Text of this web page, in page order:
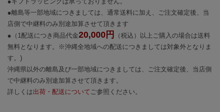
●離島等一部地域につきましては、通常送料に加え、ご注文確定後、当
店側で中継料のみ別途加算させて頂きます
●（1配送につき商品代金20,000円
（税込）以上ご購入の場合は送料
無料となります。※沖縄全地域への配送につきましては対象外となりま
す。)
沖縄県以外の離島及び一部地域につきましては、ご注文確定後、当店側
で中継料のみ別途加算させて頂きます。
詳しくは出荷・配送について ご参照ください。